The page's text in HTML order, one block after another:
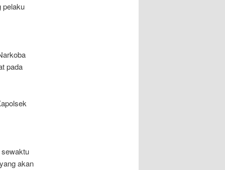
pelaku
pada
akan